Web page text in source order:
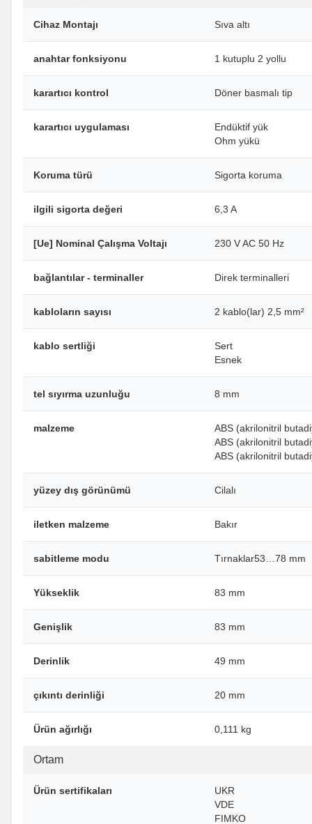
Cihaz Montajı Sıva altı
anahtar fonksiyonu 1 kutuplu 2 yollu
karartıcı kontrol Döner basmalı tip
karartıcı uygulaması
Endüktif yük
Ohm yükü
Koruma türü Sigorta koruma
ilgili sigorta değeri 6,3 A
[Ue] Nominal Çalışma Voltajı 230 V AC 50 Hz
bağlantılar - terminaller Direk terminalleri
kabloların sayısı 2 kablo(lar) 2,5 mm²
kablo sertliği
Sert
Esnek
tel sıyırma uzunluğu 8 mm
malzeme
ABS (akrilonitril
ABS (akrilonitril
ABS (akrilonitril
yüzey dış görünümü Cilalı
iletken malzeme Bakır
sabitleme modu Tırnaklar53…78 mm
Yükseklik 83 mm
Genişlik 83 mm
Derinlik 49 mm
çıkıntı derinliği 20 mm
Ürün ağırlığı 0,111 kg
Ortam
Ürün sertifikaları
UKR
VDE
FIMKO